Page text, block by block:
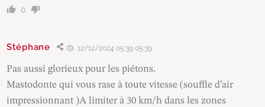
0
Stéphane 12/12/2024 05:39 05:39
Pas aussi glorieux pour les piétons.
Mastodonte qui vous rase à toute vitesse (souffle d’air
impressionnant )A limiter à 30 km/h dans les zones